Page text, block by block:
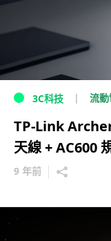
3C科技 流
TP-Link
天線 + AC600
9 年前